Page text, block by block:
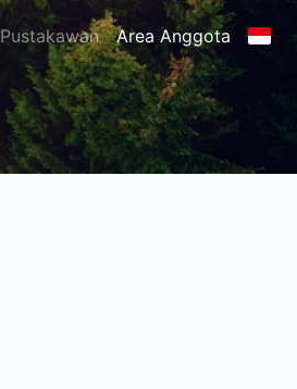
Pustakawan Area Anggota